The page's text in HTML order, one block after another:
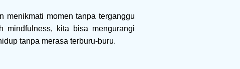
menikmati momen tanpa terganggu
mindfulness, kita bisa mengurangi
tanpa merasa terburu-buru.